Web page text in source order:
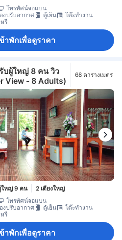
โทรทัศน์จอแบน
งปรับอากาศ ตู้เย็น
โต๊ะทำงาน
รี่
าพักเพื่อดูราคา
บผู้ใหญ่ 8 คน วิว
View - 8 Adults)
68 ตารางเมตร
ใหญ่ 9 คน
2 เตียงใหญ่
โทรทัศน์จอแบน
งปรับอากาศ ตู้เย็น
โต๊ะทำงาน
รี่
าพักเพื่อดูราคา